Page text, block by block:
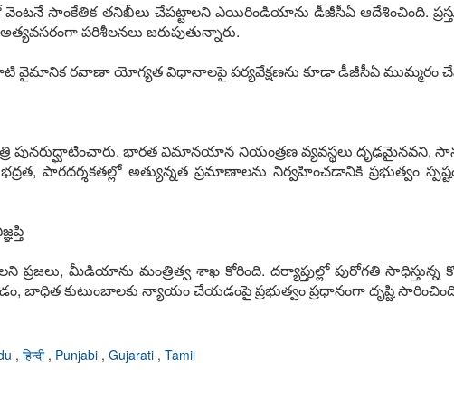
సాంకేతిక తనిఖీలు చేపట్టాలని ఎయిరిండియాను డీజీసీఏ ఆదేశించింది.
పరిశీలనలు జరుపుతున్నారు.
రవాణా యోగ్యత విధానాలపై పర్యవేక్షణను కూడా డీజీసీఏ ముమ్మరం
భారత విమానయాన నియంత్రణ వ్యవస్థలు దృఢమైనవని,
పారదర్శకతల్లో అత్యున్నత ప్రమాణాలను నిర్వహించడానికి ప్రభుత్వం
మీడియాను మంత్రిత్వ శాఖ కోరింది. దర్యాప్తుల్లో పురోగతి సాధిస్తున్న
బాధిత కుటుంబాలకు న్యాయం చేయడంపై ప్రభుత్వం ప్రధానంగా దృష్టి
, हिन्दी , Punjabi , Gujarati , Tamil